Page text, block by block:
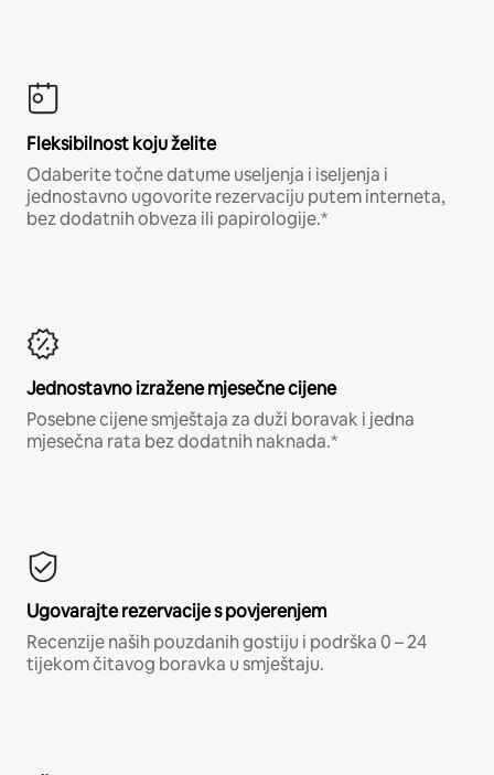
Fleksibilnost koju želite
Odaberite točne datume useljenja i iseljenja i
jednostavno ugovorite rezervaciju putem interneta,
bez dodatnih obveza ili papirologije.*
Jednostavno izražene mjesečne cijene
Posebne cijene smještaja za duži boravak i jedna
mjesečna rata bez dodatnih naknada.*
Ugovarajte rezervacije s povjerenjem
Recenzije naših pouzdanih gostiju i podrška 0 – 24
tijekom čitavog boravka u smještaju.